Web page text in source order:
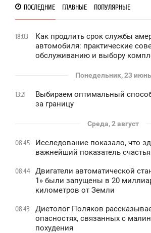
ПОСЛЕДНИЕ ГЛАВНЫЕ ПОПУЛЯРНЫЕ
18:03
Как продлить срок службы
автомобиля: практические
обслуживанию и выбору
Понедельник, 23 июнь
13:21
Выбираем оптимальный способ
за границу
Среда, 2 август
08:45
Исследование показало, что
важнейший показатель счастья
08:44
Двигатели автоматической
1» были запущены в 20
километров от Земли
08:43
Диетолог Поляков
опасностях, связанных с
похудения